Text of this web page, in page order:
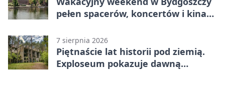
pełen spacerów, koncertów i kina
7 sierpnia 2026
Piętnaście lat historii pod ziemią.
Exploseum pokazuje dawną